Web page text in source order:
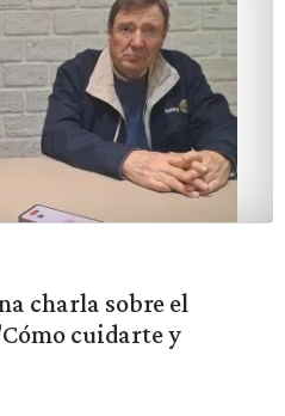
charla sobre el
cuidarte y